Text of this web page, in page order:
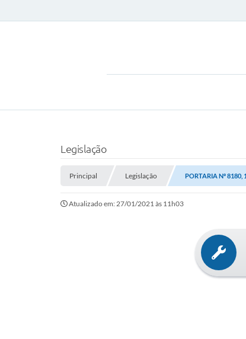
Legislação
Principal Legislação PORTARIA Nº 8180,
Atualizado em: 27/01/2021 às 11h03